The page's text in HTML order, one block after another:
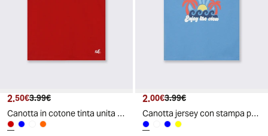
Prezzo attuale
2.50€ Prezzo originale
3.99€
Canotta in cotone tinta unita per il mare - Rosso
Prezzo attuale
2.00€ Prezzo originale
3.99€
Canotta jersey con stampa per il mare - Blu oceano